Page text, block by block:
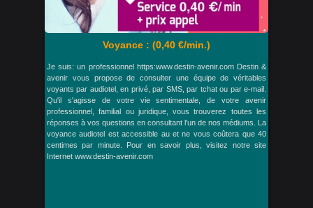
Voyance : (0,40 €/min.)
Je suis: un professionnel https:www.destin-avenir.com Destin &
avenir vous propose de consulter une équipe de véritables
voyants par audiotel, en privé, par SMS, par tchat ou par e-mail.
Qu'il s'agisse de votre vie sentimentale, de votre avenir
professionnel, familial ou juridique, vous trouverez toutes les
réponses à vos questions en consultant l'un de nos médiums. La
voyance audiotel est accessible au et ne vous coûtera que 40
centimes par minute. Pour en savoir plus, visitez notre site
Internet www.destin-avenir.com